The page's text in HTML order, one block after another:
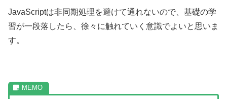
JavaScriptは非同期処理を避けて通れないので、基礎の学
習が一段落したら、徐々に触れていく意識でよいと思いま
す。